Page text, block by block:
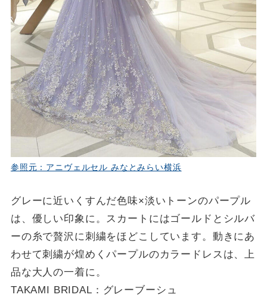
参照元：アニヴェルセル みなとみらい横浜
グレーに近いくすんだ色味×淡いトーンのパープル
は、優しい印象に。スカートにはゴールドとシルバ
ーの糸で贅沢に刺繍をほどこしています。動きにあ
わせて刺繍が煌めくパープルのカラードレスは、上
品な大人の一着に。
TAKAMI BRIDAL：グレーブーシュ